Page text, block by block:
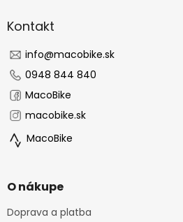
äKontakt
info@macobike.sk
0948 844 840
MacoBike
macobike.sk
MacoBike
O nákupe
Doprava a platba